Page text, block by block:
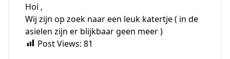
Hoi ,
Wij zijn op zoek naar een leuk katertje ( in de
asielen zijn er blijkbaar geen meer )
Post Views: 81